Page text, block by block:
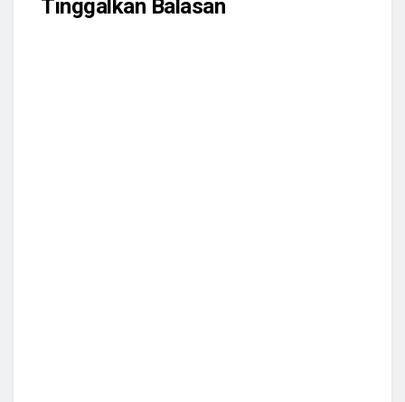
Tinggalkan Balasan